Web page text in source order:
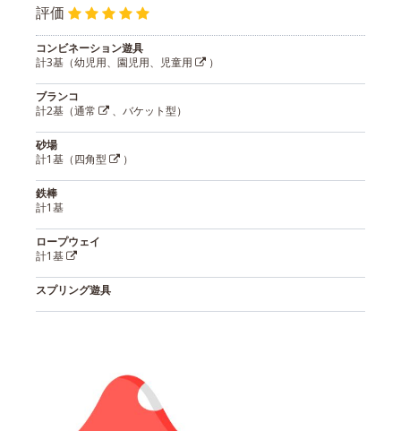
評価
コンビネーション遊具
計3基（幼児用、園児用、児童用
）
ブランコ
計2基（通常
、バケット型）
砂場
計1基（四角型
）
鉄棒
計1基
ロープウェイ
計1基
スプリング遊具